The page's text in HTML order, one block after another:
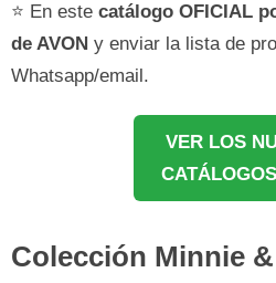
⭐ En este catálogo OFICIAL
de AVON y enviar la lista de
Whatsapp/email.
VER LOS
Colección Minnie